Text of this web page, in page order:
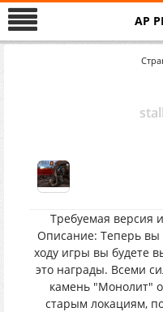
AP
Требуемая версия
Описание: Теперь вы
ходу игры вы будете
это награды. Всеми
камень "Монолит"
старым локациям,